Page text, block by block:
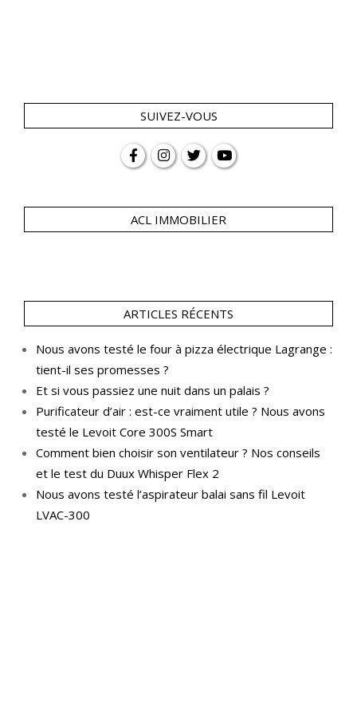
SUIVEZ-VOUS
ACL IMMOBILIER
ARTICLES RÉCENTS
Nous avons testé le four à pizza électrique Lagrange :
tient-il ses promesses ?
Et si vous passiez une nuit dans un palais ?
Purificateur d’air : est-ce vraiment utile ? Nous avons
testé le Levoit Core 300S Smart
Comment bien choisir son ventilateur ? Nos conseils
et le test du Duux Whisper Flex 2
Nous avons testé l’aspirateur balai sans fil Levoit
LVAC-300